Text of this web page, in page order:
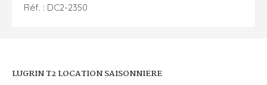
Réf. : DC2-2350
LUGRIN T2 LOCATION SAISONNIERE